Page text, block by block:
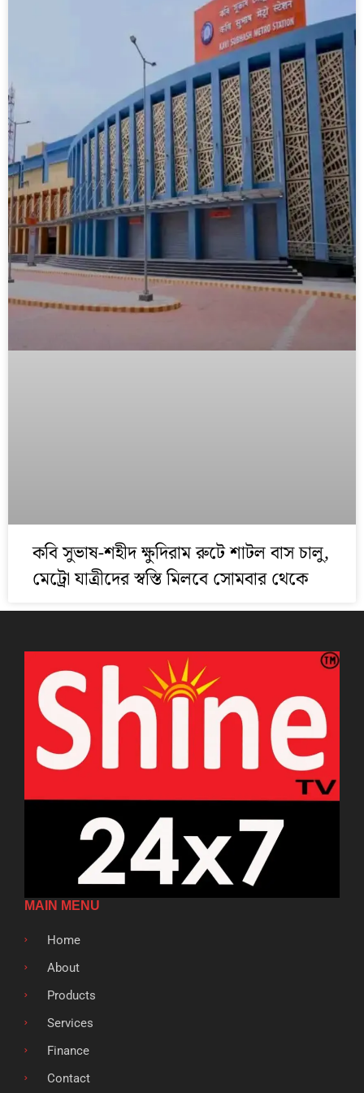
কবি সুভাষ-শহীদ ক্ষুদিরাম রুটে শাটল বাস চালু,
মেট্রো যাত্রীদের স্বস্তি মিলবে সোমবার থেকে
MAIN MENU
Home
About
Products
Services
Finance
Contact